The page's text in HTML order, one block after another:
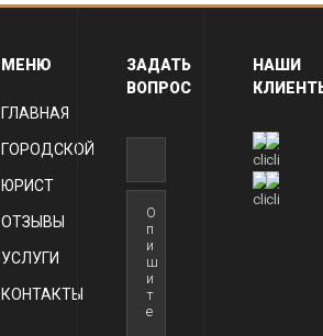
МЕНЮ
ГЛАВНАЯ
ГОРОДСКОЙ
ЮРИСТ
ОТЗЫВЫ
УСЛУГИ
КОНТАКТЫ
ЗАДАТЬ
ВОПРОС
НАШИ